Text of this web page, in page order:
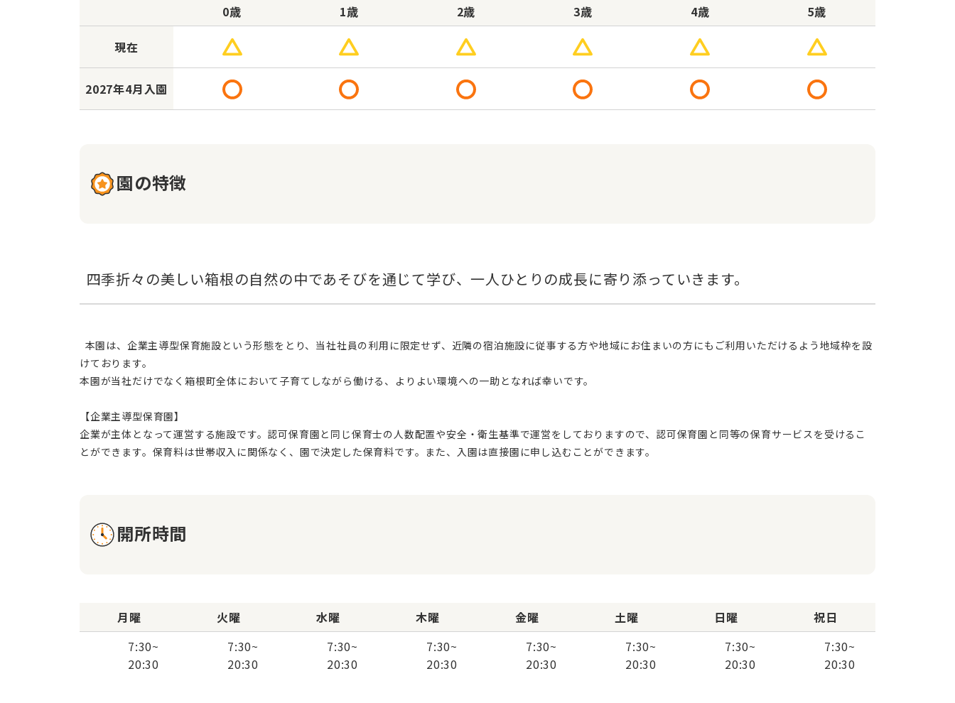
0歳 1歳 2歳 3歳 4歳 5歳
現在
2027年4月入園
園の特徴
けております。
本園が当社だけでなく箱根町全体において子育てしながら働ける、よりよい環境への一助となれば幸いです。
【企業主導型保育園】
企業が主体となって運営する施設です。認可保育園と同じ保育士の人数配置や安全・衛生基準で運営をしておりますので、認可保育園と同等の保育サービスを受けるこ
開所時間
月曜
7:30~
20:30
火曜
7:30~
20:30
水曜
7:30~
20:30
木曜
7:30~
20:30
金曜
7:30~
20:30
土曜
7:30~
20:30
日曜
7:30~
20:30
祝日
7:30~
20:30